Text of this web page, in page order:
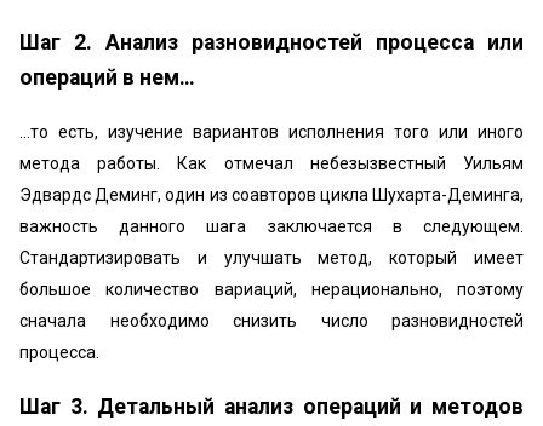
Шаг 2. Анализ разновидностей процесса или
операций в нем…
…то есть, изучение вариантов исполнения того или иного
метода работы. Как отмечал небезызвестный Уильям
Эдвардс Деминг, один из соавторов цикла Шухарта-Деминга,
важность данного шага заключается в следующем.
Стандартизировать и улучшать метод, который имеет
большое количество вариаций, нерационально, поэтому
сначала необходимо снизить число разновидностей
процесса.
Шаг 3. Детальный анализ операций и методов